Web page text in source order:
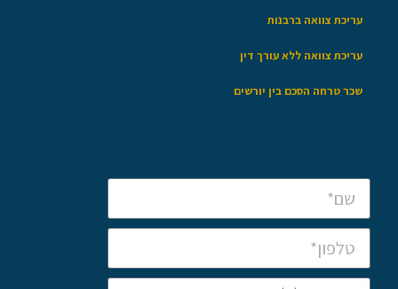
עריכת צוואה ברבנות
עריכת צוואה ללא עורך דין
שכר טרחה הסכם בין יורשים